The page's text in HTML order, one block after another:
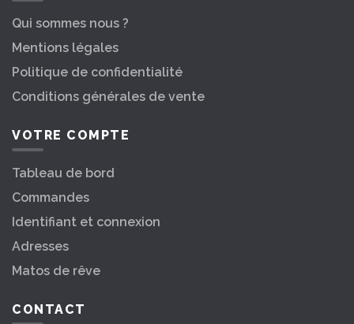
Qui sommes nous ?
Mentions légales
Politique de confidentialité
Conditions générales de vente
VOTRE COMPTE
Tableau de bord
Commandes
Identifiant et connexion
Adresses
Matos de rêve
CONTACT